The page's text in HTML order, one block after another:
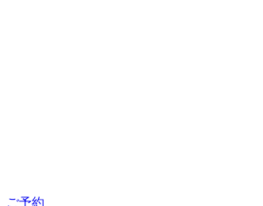
ご予約